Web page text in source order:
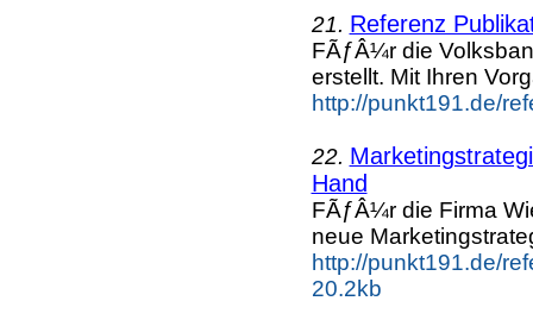
21. Referenz
FÃƒÂ¼r die
erstellt. Mit Ihren
http://punkt191.de/
22.
Hand
FÃƒÂ¼r die Firma
neue
http://punkt191.de/
20.2kb